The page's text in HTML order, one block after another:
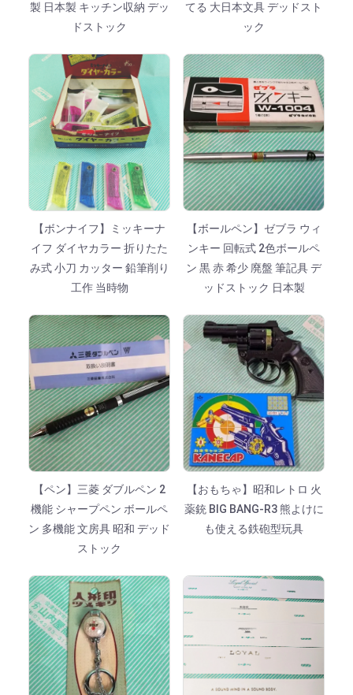
製 日本製 キッチン収納 デッ
ドストック
てる 大日本文具 デッドスト
ック
【ボンナイフ】ミッキーナ
イフ ダイヤカラー 折りたた
み式 小刀 カッター 鉛筆削り
工作 当時物
【ボールペン】ゼブラ ウィ
ンキー 回転式 2色ボールペ
ン 黒 赤 希少 廃盤 筆記具 デ
ッドストック 日本製
【ペン】三菱 ダブルペン 2
機能 シャープペン ボールペ
ン 多機能 文房具 昭和 デッド
ストック
【おもちゃ】昭和レトロ 火
薬銃 BIG BANG-R3 熊よけに
も使える鉄砲型玩具